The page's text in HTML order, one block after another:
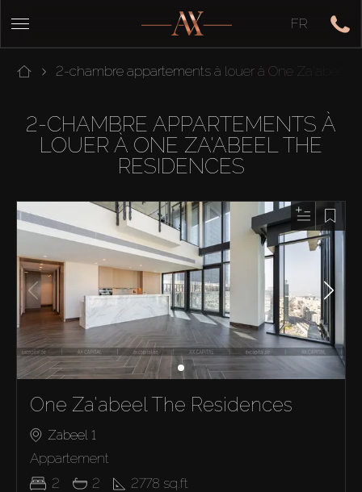
FR
2-chambre appartements à louer à One Za'abeel
2-CHAMBRE APPARTEMENTS À
LOUER À ONE ZA'ABEEL THE
RESIDENCES
One Za'abeel The Residences
Zabeel 1
Appartement
2
2 2778 sq.ft